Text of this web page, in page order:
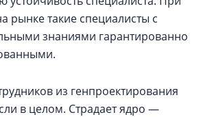
рынке такие специалисты с
знаниями гарантированно
из генпроектирования
в целом. Страдает ядро —